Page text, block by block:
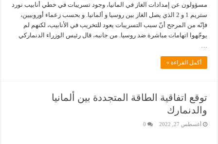
مسؤولون عن إمدادات الغاز في المانيا، وجود تسريبات في خطي أنابيب نورد
ستريم 1 و 2 الذي يصل الغاز بين روسيا و ألمانيا. و بحسب زعماء أوروبيين،
فإنّه من المرجح أنّ سبب التسريبات يعود للتخريب في الأنابيب، لكنهم لم
يوجّهوا اتهامات مباشرة ضد روسيا. من جانبه، قال رئيس الوزراء الدنماركي
أكمل القراءة »
توقع اتفاقية الطاقة المتجددة بين ألمانيا
والدنمارك
أغسطس 27, 2022 0